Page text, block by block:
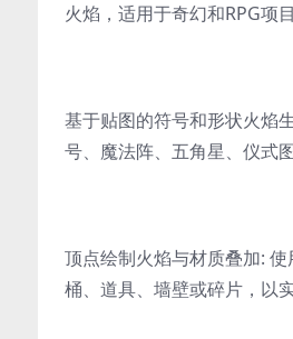
火焰，适用于奇幻和RPG项目
基于贴图的符号和形状火焰
号、魔法阵、五角星、仪式
顶点绘制火焰与材质叠加:
桶、道具、墙壁或碎片，以